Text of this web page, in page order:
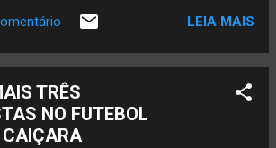
dos Estudantes Mineiros defende por
de Janaúba e vice-pr...
dia 1º de julho, será feriado municipal
da próxima sexta-feira será
por ocasião do Dia do Sagrado
Jesus ou padroeiro de Janaúba,
em data móvel. O dia do
Jesus acontece sempre no 8º dia ou
LEIA MAIS
TRÊS
NO FUTEBOL
CAIÇARA